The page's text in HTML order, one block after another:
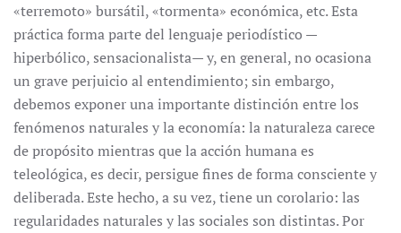
«terremoto» bursátil, «tormenta» económica, etc. Esta
práctica forma parte del lenguaje periodístico —
hiperbólico, sensacionalista— y, en general, no ocasiona
un grave perjuicio al entendimiento; sin embargo,
debemos exponer una importante distinción entre los
fenómenos naturales y la economía: la naturaleza carece
de propósito mientras que la acción humana es
teleológica, es decir, persigue fines de forma consciente y
deliberada. Este hecho, a su vez, tiene un corolario: las
regularidades naturales y las sociales son distintas. Por